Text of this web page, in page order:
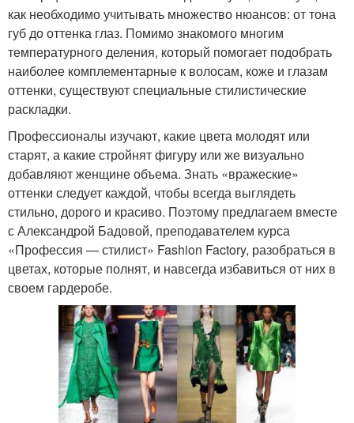
как необходимо учитывать множество нюансов: от тона
губ до оттенка глаз. Помимо знакомого многим
температурного деления, который помогает подобрать
наиболее комплементарные к волосам, коже и глазам
оттенки, существуют специальные стилистические
раскладки.
Профессионалы изучают, какие цвета молодят или
старят, а какие стройнят фигуру или же визуально
добавляют женщине объема. Знать «вражеские»
оттенки следует каждой, чтобы всегда выглядеть
стильно, дорого и красиво. Поэтому предлагаем вместе
с Александрой Бадовой, преподавателем курса
«Профессия — стилист» Fashion Factory, разобраться в
цветах, которые полнят, и навсегда избавиться от них в
своем гардеробе.